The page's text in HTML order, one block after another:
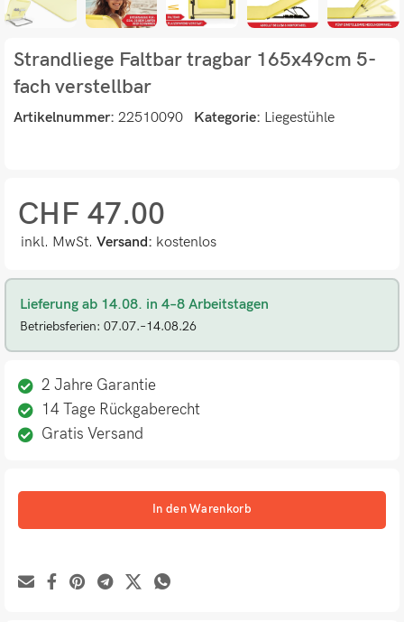
Strandliege Faltbar tragbar 165x49cm 5-
fach verstellbar
Artikelnummer: 22510090 Kategorie: Liegestühle
CHF 47.00
inkl. MwSt. Versand: kostenlos
Lieferung ab 14.08. in 4–8 Arbeitstagen
Betriebsferien: 07.07.–14.08.26
2 Jahre Garantie
14 Tage Rückgaberecht
Gratis Versand
In den Warenkorb